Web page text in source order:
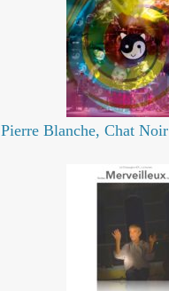
Pierre Blanche, Chat Noir